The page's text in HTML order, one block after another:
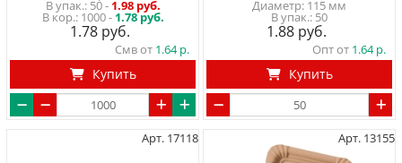
50- 1.98 руб.
1000 - 1.78 руб.
1.78
Смв от 1.64
Купить
Диаметр: 115 мм
50
1.88
Опт от 1.64
Купить
Арт. 17118 Арт. 13155